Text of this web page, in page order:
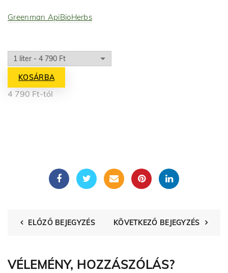
Greenman ApiBioHerbs
KOSÁRBA
4 790 Ft-tól
ELŐZŐ BEJEGYZÉS KÖVETKEZŐ BEJEGYZÉS
VÉLEMÉNY, HOZZÁSZÓLÁS?